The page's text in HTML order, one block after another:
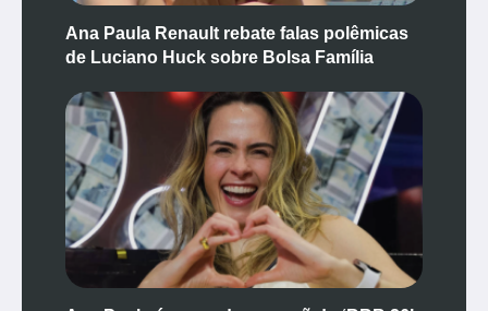
Ana Paula Renault rebate falas polêmicas
de Luciano Huck sobre Bolsa Família